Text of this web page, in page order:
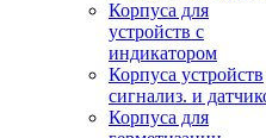
Корпуса для
устройств с
индикатором
Корпуса устройств
сигнализ. и
Корпуса для